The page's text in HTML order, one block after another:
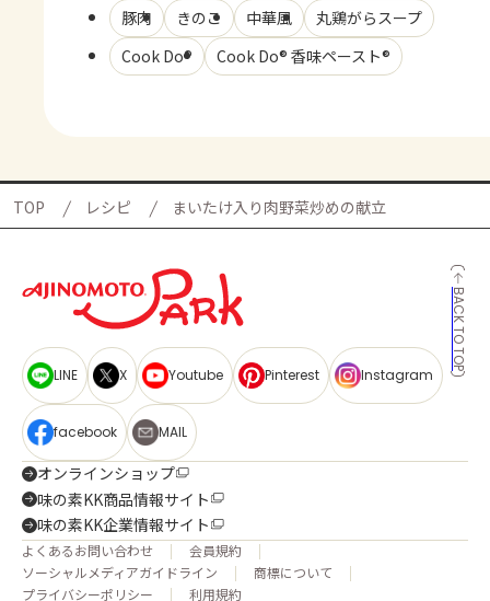
豚肉
きのこ 中華風
丸鶏がらスープ
Cook Do®
Cook Do® 香味ペースト®
TOP レシピ まいたけ入り肉野菜炒めの献立
BACK TO TOP
LINE X Youtube Pinterest Instagram
facebook MAIL
オンラインショップ
味の素KK商品情報サイト
味の素KK企業情報サイト
よくあるお問い合わせ
会員規約
ソーシャルメディアガイドライン
商標について
プライバシーポリシー
利用規約